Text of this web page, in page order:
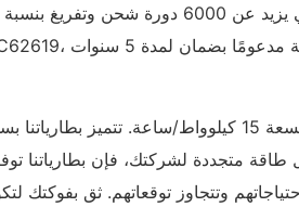
في فوكستك، نقدم حلولاً مبتكرة للطاقة، مثل
متجددة لشركتك، فإن بطارياتنا